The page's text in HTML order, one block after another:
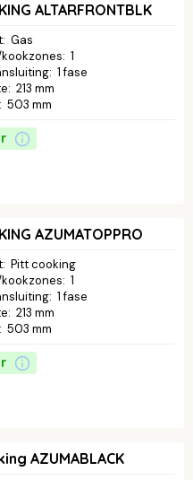
ALTARFRONTBLK
: Gas
: 1
: 1 fase
: 213 mm
: 503 mm
AZUMATOPPRO
: Pitt cooking
: 1
: 1 fase
: 213 mm
: 503 mm
AZUMABLACK